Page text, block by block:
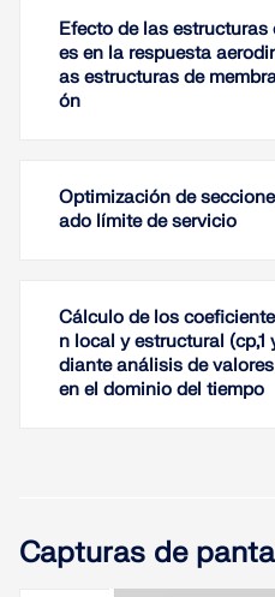
Efecto de las
es en la respuesta
as estructuras de
ón
El rendimiento
patrones de flujo
edificios y obstáculos
circundantes pueden
Optimización de
ado límite de servicio
Cálculo de los
n local y estructural (cp,1
diante análisis de
en el dominio del tiempo
Capturas de